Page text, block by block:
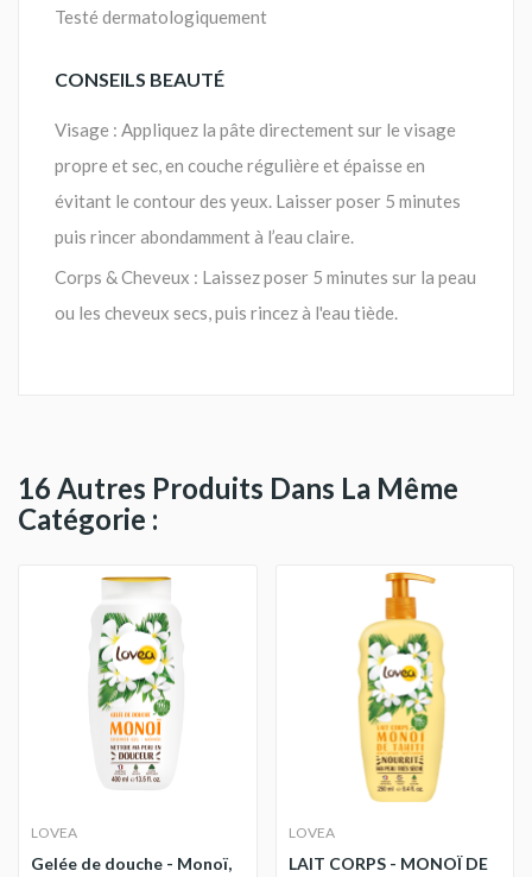
Testé dermatologiquement
CONSEILS BEAUTÉ
Visage : Appliquez la pâte directement sur le visage
propre et sec, en couche régulière et épaisse en
évitant le contour des yeux. Laisser poser 5 minutes
puis rincer abondamment à l’eau claire.
Corps & Cheveux : Laissez poser 5 minutes sur la peau
ou les cheveux secs, puis rincez à l'eau tiède.
16 Autres Produits Dans La Même
Catégorie :
LOVEA
Gelée de douche - Monoï,
LOVEA
LAIT CORPS - MONOÏ DE